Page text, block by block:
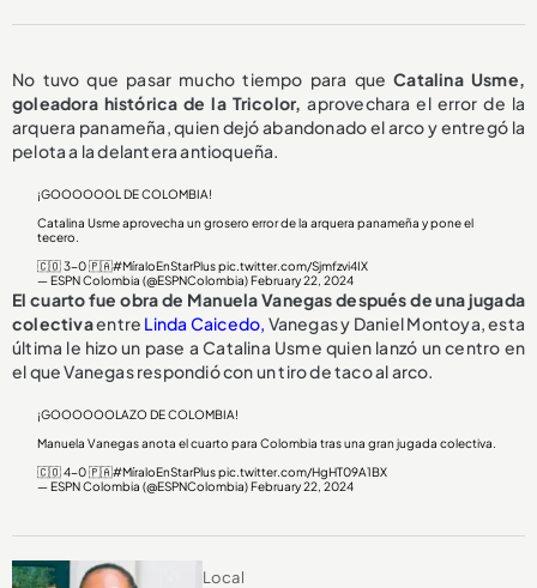
No tuvo que pasar mucho tiempo para queCatalina Usme,
goleadora histórica de la Tricolor,aprovechara el error de la
arquera panameña, quien dejó abandonado el arco y entregó la
pelota a la delantera antioqueña.
¡GOOOOOOL DE COLOMBIA!
Catalina Usme aprovecha un grosero error de la arquera panameña y pone el
tecero.
🇨🇴 3-0 🇵🇦#MíraloEnStarPlus pic.twitter.com/Sjmfzvi4IX
— ESPN Colombia (@ESPNColombia)February 22, 2024
El cuarto fue obra de Manuela Vanegas después de una jugada
colectivaentre Linda Caicedo, Vanegas y Daniel Montoya, esta
última le hizo un pase a Catalina Usme quien lanzó un centro en
el que Vanegas respondió con un tiro de taco al arco.
¡GOOOOOOLAZO DE COLOMBIA!
Manuela Vanegas anota el cuarto para Colombia tras una gran jugada colectiva.
🇨🇴 4-0 🇵🇦#MíraloEnStarPlus pic.twitter.com/HgHT09A1BX
— ESPN Colombia (@ESPNColombia)February 22, 2024
Local